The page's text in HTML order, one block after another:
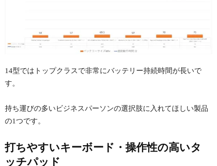
14型ではトップクラスで非常にバッテリー持続時間が長いで
す。
持ち運びの多いビジネスパーソンの選択肢に入れてほしい製品
の1つです。
打ちやすいキーボード・操作性の高いタ
ッチパッド